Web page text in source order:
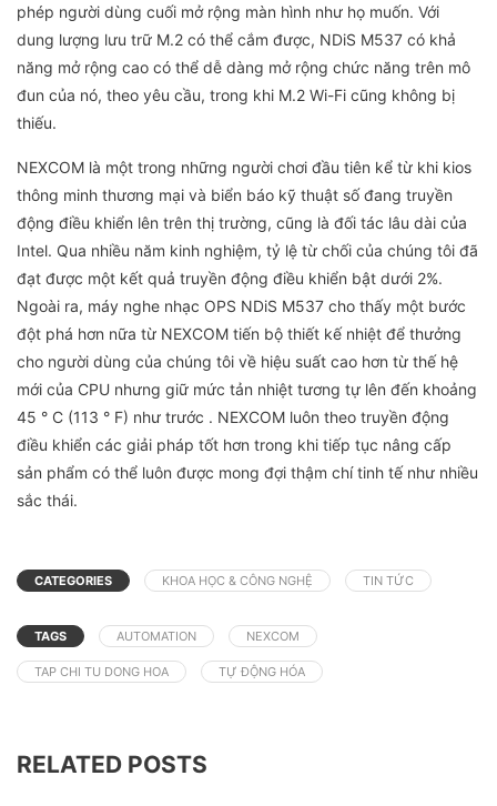
phép người dùng cuối mở rộng màn hình như họ muốn. Với
dung lượng lưu trữ M.2 có thể cắm được, NDiS M537 có khả
năng mở rộng cao có thể dễ dàng mở rộng chức năng trên mô
đun của nó, theo yêu cầu, trong khi M.2 Wi-Fi cũng không bị
thiếu.
NEXCOM là một trong những người chơi đầu tiên kể từ khi kios
thông minh thương mại và biển báo kỹ thuật số đang truyền
động điều khiển lên trên thị trường, cũng là đối tác lâu dài của
Intel. Qua nhiều năm kinh nghiệm, tỷ lệ từ chối của chúng tôi đã
đạt được một kết quả truyền động điều khiển bật dưới 2%.
Ngoài ra, máy nghe nhạc OPS NDiS M537 cho thấy một bước
đột phá hơn nữa từ NEXCOM tiến bộ thiết kế nhiệt để thưởng
cho người dùng của chúng tôi về hiệu suất cao hơn từ thế hệ
mới của CPU nhưng giữ mức tản nhiệt tương tự lên đến khoảng
45 ° C (113 ° F) như trước . NEXCOM luôn theo truyền động
điều khiển các giải pháp tốt hơn trong khi tiếp tục nâng cấp
sản phẩm có thể luôn được mong đợi thậm chí tinh tế như nhiều
sắc thái.
CATEGORIES KHOA HỌC & CÔNG NGHỆ TIN TỨC
TAGS AUTOMATION NEXCOM
TAP CHI TU DONG HOA TỰ ĐỘNG HÓA
RELATED POSTS